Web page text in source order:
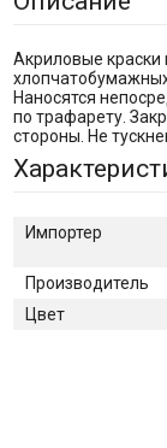
Акриловые краски
Наносятся
по трафарету.
стороны. Не
Импортер
Производитель
Цвет